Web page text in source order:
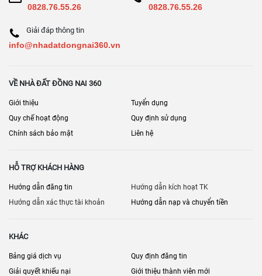
0828.76.55.26 0828.76.55.26
Giải đáp thông tin
info@nhadatdongnai360.vn
VỀ NHÀ ĐẤT ĐỒNG NAI 360
Giới thiệu
Tuyển dụng
Quy chế hoạt động
Quy định sử dụng
Chính sách bảo mật
Liên hệ
HỖ TRỢ KHÁCH HÀNG
Hướng dẫn đăng tin
Hướng dẫn kích hoạt TK
Hướng dẫn xác thực tài khoản
Hướng dẫn nạp và chuyển tiền
KHÁC
Bảng giá dịch vụ
Quy định đăng tin
Giải quyết khiếu nại
Giới thiệu thành viên mới